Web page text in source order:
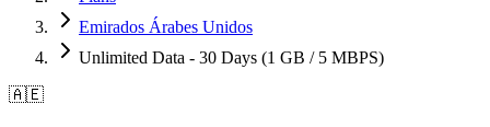
Emirados Árabes Unidos
Unlimited Data - 30 Days (1 GB / 5 MBPS)
🇦🇪